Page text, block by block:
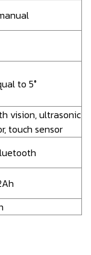
to 5°
vision, ultrasonic
touch sensor